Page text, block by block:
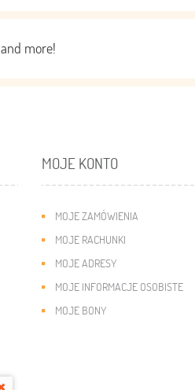
more!
MOJE KONTO
MOJE ZAMÓWIENIA
MOJE RACHUNKI
MOJE ADRESY
MOJE INFORMACJE OSOBISTE
MOJE BONY